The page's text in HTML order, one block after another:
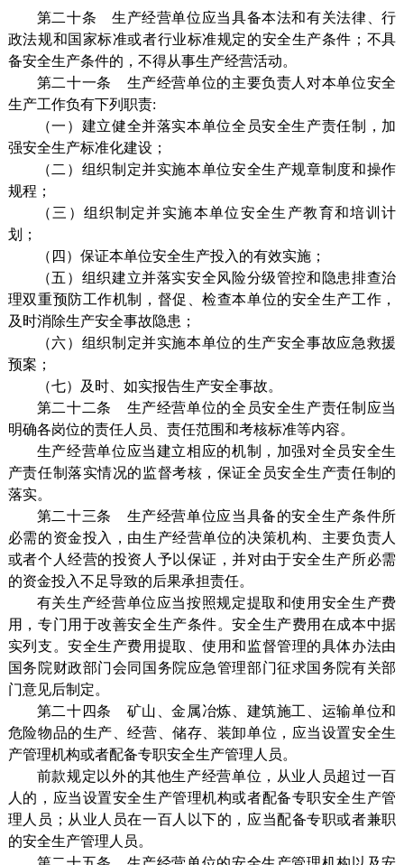
第二十条 生产经营单位应当具备本法和有关法律、行
政法规和国家标准或者行业标准规定的安全生产条件；不具
备安全生产条件的，不得从事生产经营活动。
第二十一条 生产经营单位的主要负责人对本单位安全
生产工作负有下列职责:
（一）建立健全并落实本单位全员安全生产责任制，加
强安全生产标准化建设；
（二）组织制定并实施本单位安全生产规章制度和操作
规程；
（三）组织制定并实施本单位安全生产教育和培训计
划；
（四）保证本单位安全生产投入的有效实施；
（五）组织建立并落实安全风险分级管控和隐患排查治
理双重预防工作机制，督促、检查本单位的安全生产工作，
及时消除生产安全事故隐患；
（六）组织制定并实施本单位的生产安全事故应急救援
预案；
（七）及时、如实报告生产安全事故。
第二十二条 生产经营单位的全员安全生产责任制应当
明确各岗位的责任人员、责任范围和考核标准等内容。
生产经营单位应当建立相应的机制，加强对全员安全生
产责任制落实情况的监督考核，保证全员安全生产责任制的
落实。
第二十三条 生产经营单位应当具备的安全生产条件所
必需的资金投入，由生产经营单位的决策机构、主要负责人
或者个人经营的投资人予以保证，并对由于安全生产所必需
的资金投入不足导致的后果承担责任。
有关生产经营单位应当按照规定提取和使用安全生产费
用，专门用于改善安全生产条件。安全生产费用在成本中据
实列支。安全生产费用提取、使用和监督管理的具体办法由
国务院财政部门会同国务院应急管理部门征求国务院有关部
门意见后制定。
第二十四条 矿山、金属冶炼、建筑施工、运输单位和
危险物品的生产、经营、储存、装卸单位，应当设置安全生
产管理机构或者配备专职安全生产管理人员。
前款规定以外的其他生产经营单位，从业人员超过一百
人的，应当设置安全生产管理机构或者配备专职安全生产管
理人员；从业人员在一百人以下的，应当配备专职或者兼职
的安全生产管理人员。